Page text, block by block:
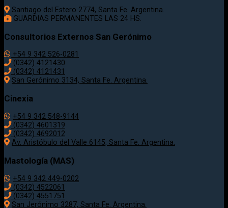
Santiago del Estero 2774, Santa Fe. Argentina.
GUARDIAS PERMANENTES LAS 24 HS.
Consultorios Externos San Gerónimo
+54 9 342 526-0281
(0342) 4121430
(0342) 4121431
San Gerónimo 3134, Santa Fe. Argentina.
Cinexia
+54 9 342 548-9144
(0342) 4601319
(0342) 4692012
Av. Aristóbulo del Valle 6145, Santa Fe. Argentina.
Mastología (MAS)
+54 9 342 449-0202
(0342) 4522061
(0342) 4551751
San Jerónimo 3287, Santa Fe. Argentina.